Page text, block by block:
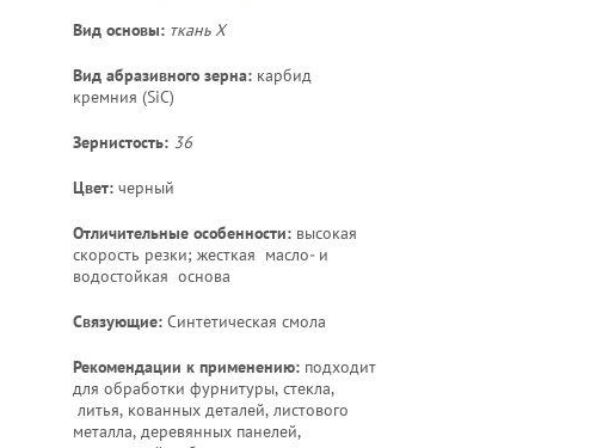
Вид основы: ткань Х
Вид абразивного зерна: карбид
кремния (SiC)
Зернистость: 36
Цвет: черный
Отличительные особенности: высокая
скорость резки; жесткая масло- и
водостойкая основа
Связующие: Синтетическая смола
Рекомендации к применению: подходит
для обработки фурнитуры, стекла,
литья, кованных деталей, листового
металла, деревянных панелей,